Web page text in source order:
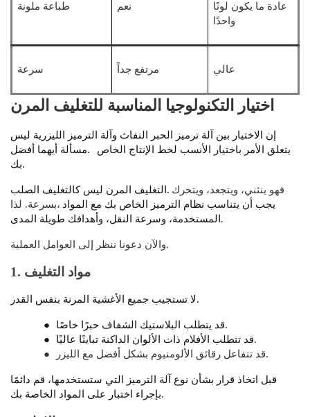
طباعة ملونة نعم
عادة ما يكون لونًا
واحدًا
سرعة مرتفع جداً عالي
اختيار التكنولوجيا المناسبة للتغليف المرن
إن الاختيار بين آلة ترميز الحبر النفاث وآلة الترميز الليزرية ليس
مسألة أيهما أفضل.
يتعلق الأمر باختيار الأنسب لخط الإنتاج الخاص
بك.
التغليف المرن ليس كالتغليف الصلب. فهو ينثني، ويتجعد، ويتحرك
بسرعة. لذا، يجب أن يتناسب نظام الترميز الخاص بك مع المواد
المستخدمة، وسرعة النقل، وأهدافك طويلة المدى.
والآن دعونا ننظر إلى العوامل العملية.
1. مواد التغليف
لا تستجيب جميع الأغشية المرنة بنفس القدر.
●
قد يتطلب البلاستيك الشفاف حبرًا خاصًا.
●
قد تتطلب الأفلام ذات الألوان الداكنة تباينًا عاليًا.
●
قد تتفاعل رقائق الألومنيوم بشكل أفضل مع الليزر.
قبل اتخاذ قرار بشأن نوع آلة الترميز التي ستستخدمها، قم دائمًا
بإجراء اختبار على المواد الخاصة بك.